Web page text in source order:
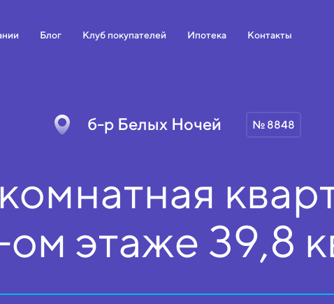
Блог Клуб покупателей Ипотека Контакты
б-р Белых Ночей № 8848
этаже 39,8